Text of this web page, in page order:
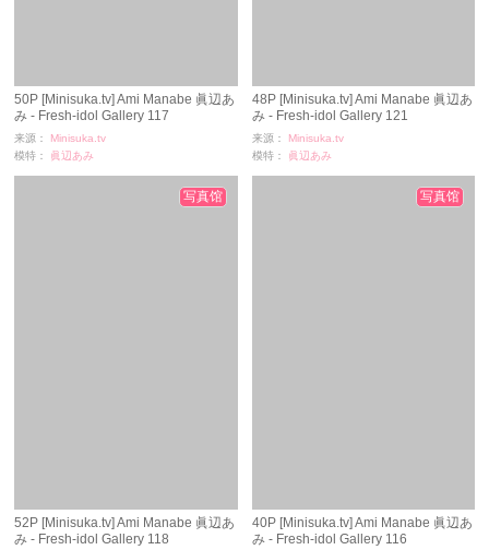
50P [Minisuka.tv] Ami Manabe 眞辺あ
み - Fresh-idol Gallery 117
来源：
Minisuka.tv
模特：
眞辺あみ
48P [Minisuka.tv] Ami Manabe 眞辺あ
み - Fresh-idol Gallery 121
来源：
Minisuka.tv
模特：
眞辺あみ
52P [Minisuka.tv] Ami Manabe 眞辺あ
み - Fresh-idol Gallery 118
写真馆
40P [Minisuka.tv] Ami Manabe 眞辺あ
み - Fresh-idol Gallery 116
写真馆